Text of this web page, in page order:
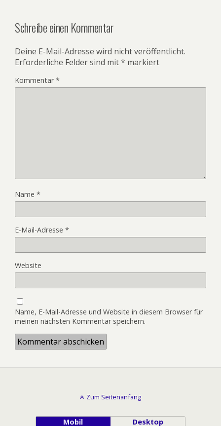
Schreibe einen Kommentar
Deine E-Mail-Adresse wird nicht veröffentlicht.
Erforderliche Felder sind mit* markiert
Kommentar*
Name *
E-Mail-Adresse *
Website
Name, E-Mail-Adresse und Website in diesem Browser für
meinen nächsten Kommentar speichern.
Zum Seitenanfang
Mobil Desktop